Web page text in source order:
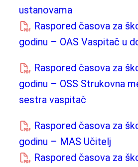
ustanovama
Raspored časova za
godinu – OAS Vaspitač u
Raspored časova za
godinu – OSS Strukovna
sestra vaspitač
Raspored časova za
godinu – MAS Učitelj
Raspored časova za